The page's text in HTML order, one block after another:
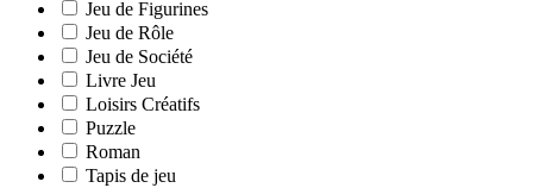
Jeu de Figurines
Jeu de Rôle
Jeu de Société
Livre Jeu
Loisirs Créatifs
Puzzle
Roman
Tapis de jeu